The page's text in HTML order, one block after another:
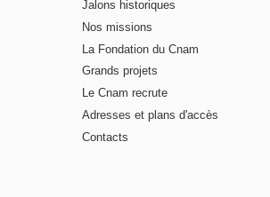
Jalons historiques
Nos missions
La Fondation du Cnam
Grands projets
Le Cnam recrute
Adresses et plans d'accès
Contacts